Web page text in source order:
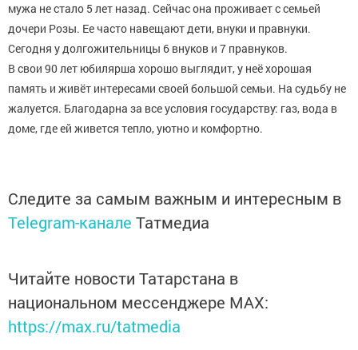
мужа не стало 5 лет назад. Сейчас она проживает с семьей
дочери Розы. Ее часто навещают дети, внуки и правнуки.
Сегодня у долгожительницы 6 внуков и 7 правнуков.
В свои 90 лет юбилярша хорошо выглядит, у неё хорошая
память и живёт интересами своей большой семьи. На судьбу не
жалуется. Благодарна за все условия государству: газ, вода в
доме, где ей живется тепло, уютно и комфортно.
Следите за самым важным и интересным в
Telegram-канале Татмедиа
Читайте новости Татарстана в
национальном мессенджере MАХ:
https://max.ru/tatmedia